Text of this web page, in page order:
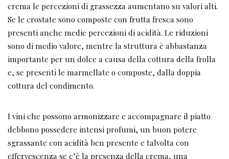
crema le percezioni di grassezza aumentano su valori alti.
Se le crostate sono composte con frutta fresca sono
presenti anche medie percezioni di acidità. Le riduzioni
sono di medio valore, mentre la struttura è abbastanza
importante per un dolce a causa della cottura della frolla
e, se presenti le marmellate o composte, dalla doppia
cottura del condimento.
I vini che possono armonizzare e accompagnare il piatto
debbono possedere intensi profumi, un buon potere
sgrassante con acidità ben presente e talvolta con
effervescenza se c’è la presenza della crema, una